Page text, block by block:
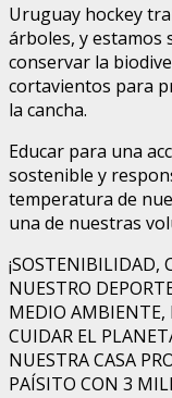
Uruguay hockey
árboles, y estamos
conservar la
cortavientos para
la cancha.
Educar para una
sostenible y
temperatura de
una de nuestras
¡SOSTENIBILIDAD,
NUESTRO
MEDIO AMBIENTE,
CUIDAR EL
NUESTRA CASA
PAÍSITO CON 3